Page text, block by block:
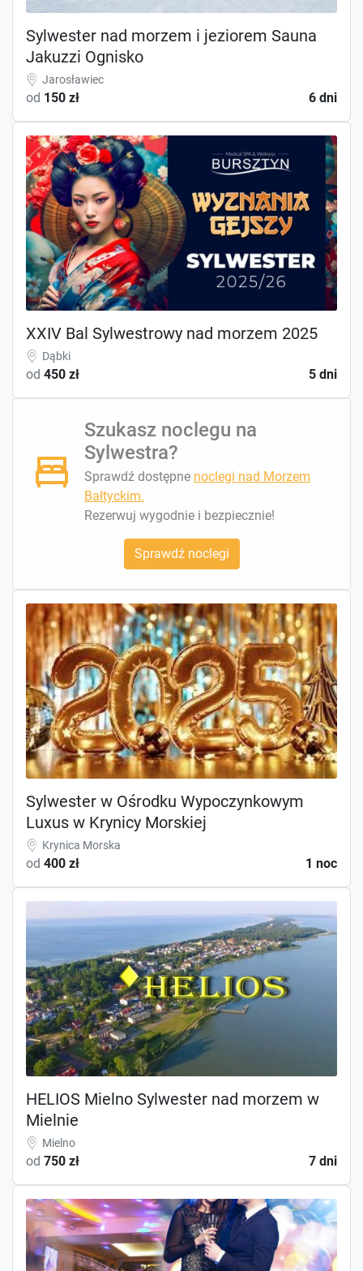
Sylwester nad morzem i jeziorem Sauna
Jakuzzi Ognisko
Jarosławiec
od 150 zł 6 dni
XXIV Bal Sylwestrowy nad morzem 2025
Dąbki
od 450 zł 5 dni
Szukasz noclegu na
Sylwestra?
Sprawdź dostępne noclegi nad Morzem
Bałtyckim.
Rezerwuj wygodnie i bezpiecznie!
Sprawdź noclegi
Sylwester w Ośrodku Wypoczynkowym
Luxus w Krynicy Morskiej
Krynica Morska
od 400 zł 1 noc
HELIOS Mielno Sylwester nad morzem w
Mielnie
Mielno
od 750 zł 7 dni